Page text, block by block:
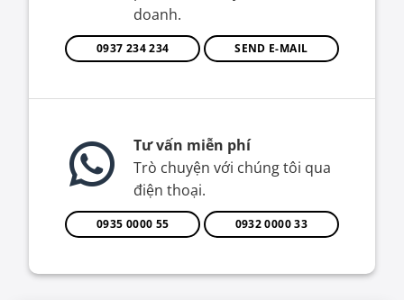
doanh.
0937 234 234 SEND E-MAIL
Tư vấn miễn phí
Trò chuyện với chúng tôi qua
điện thoại.
0935 0000 55 0932 0000 33